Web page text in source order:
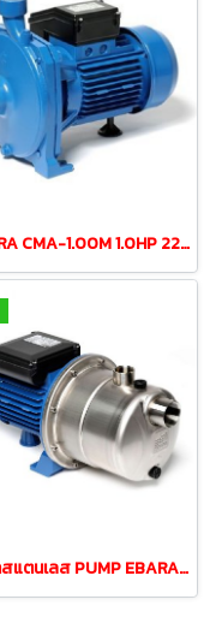
EBARA CMA-1.00M 1.0HP 220V centrifugal pump (2 wires)
ปั๊มน้ำสแตนเลส PUMP EBARA JESXM-5 0.5HP 220v